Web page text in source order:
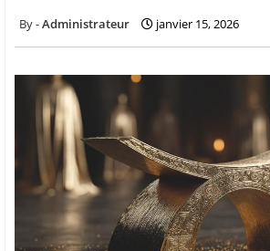
Administrateur janvier 15, 2026